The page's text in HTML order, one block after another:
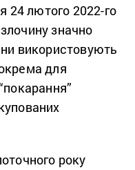
24 лютого 2022-го
значно
використовують
для
року